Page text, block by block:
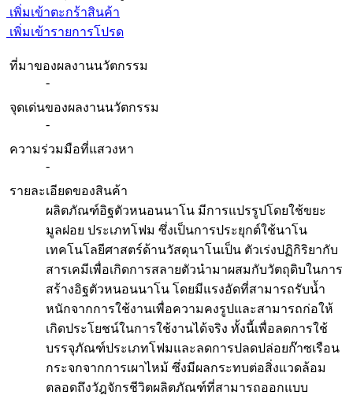
เพิ่มเข้าตะกร้าสินค้า
เพิ่มเข้ารายการโปรด
ที่มาของผลงานนวัตกรรม
-
จุดเด่นของผลงานนวัตกรรม
-
ความร่วมมือที่แสวงหา
-
รายละเอียดของสินค้า
ผลิตภัณฑ์อิฐตัวหนอนนาโน มีการแปรรูปโดยใช้ขยะ
มูลฝอย ประเภทโฟม ซึ่งเป็นการประยุกต์ใช้นาโน
เทคโนโลยีศาสตร์ด้านวัสดุนาโนเป็น ตัวเร่งปฏิกิริยากับ
สารเคมีเพื่อเกิดการสลายตัวนำมาผสมกับวัตถุดิบในการ
สร้างอิฐตัวหนอนนาโน โดยมีแรงอัดที่สามารถรับน้ำ
หนักจากการใช้งานเพื่อความคงรูปและสามารถก่อให้
เกิดประโยชน์ในการใช้งานได้จริง ทั้งนี้เพื่อลดการใช้
บรรจุภัณฑ์ประเภทโฟมและลดการปลดปล่อยก๊าซเรือน
กระจกจากการเผาไหม้ ซึ่งมีผลกระทบต่อสิ่งแวดล้อม
ตลอดถึงวัฎจักรชีวิตผลิตภัณฑ์ที่สามารถออกแบบ